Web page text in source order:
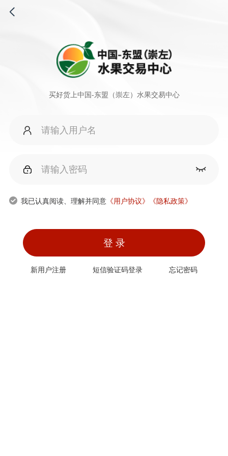

买好货上中国-东盟（崇左）水果交易中心

 我已认真阅读、理解并同意《用户协议》 《隐私政策》
登 录
新用户注册 短信验证码登录 忘记密码